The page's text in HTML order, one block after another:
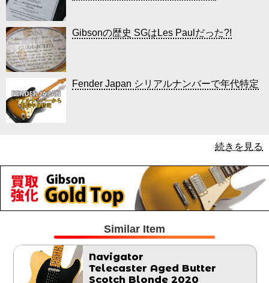
Gibsonの歴史 SGはLes Paulだった?!
Fender Japan シリアルナンバーで年代特定
続きを見る
Similar Item
Navigator
Telecaster Aged Butter
Scotch Blonde 2020